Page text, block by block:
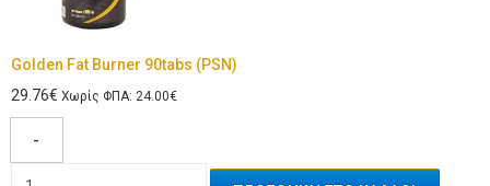
Golden Fat Burner 90tabs (PSN)
29.76€ Χωρίς ΦΠΑ: 24.00€
-